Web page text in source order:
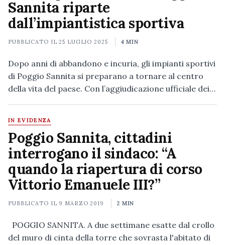
Sannita riparte
dall’impiantistica sportiva
PUBBLICATO IL25 LUGLIO 2025 4 MIN
Dopo anni di abbandono e incuria, gli impianti sportivi
di Poggio Sannita si preparano a tornare al centro
della vita del paese. Con l’aggiudicazione ufficiale dei…
IN EVIDENZA
Poggio Sannita, cittadini
interrogano il sindaco: “A
quando la riapertura di corso
Vittorio Emanuele III?”
PUBBLICATO IL 9 MARZO 2019 2 MIN
POGGIO SANNITA. A due settimane esatte dal crollo
del muro di cinta della torre che sovrasta l'abitato di